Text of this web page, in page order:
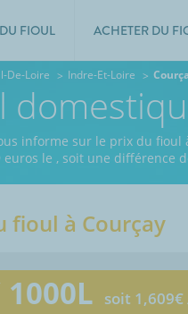
FIOUL ACHETER DU
De-Loire Indre-Et-Loire
informe sur le prix du fioul
le , soit une différence
fioul à Courçay
soit 1,609€